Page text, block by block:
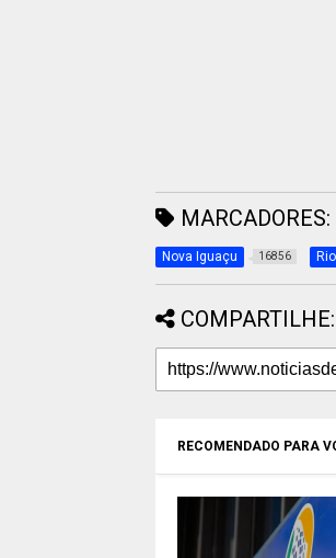
MARCADORES:
Nova Iguaçu 16856
COMPARTILHE:
RECOMENDADO PARA